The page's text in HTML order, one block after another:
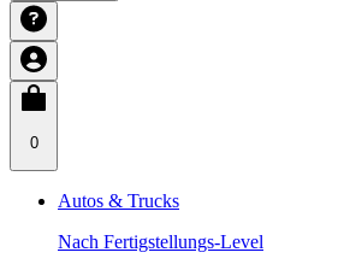
0
Autos & Trucks
Nach Fertigstellungs-Level